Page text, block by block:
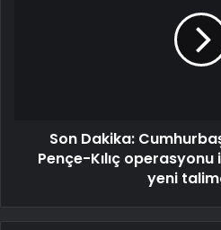
Son Dakika:
Pençe-Kılıç
yeni